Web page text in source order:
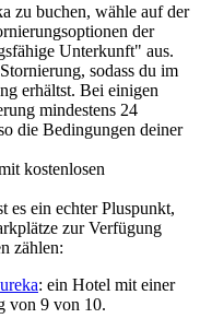
zu buchen, wähle auf der
der
Unterkunft" aus.
sodass du im
erhältst. Bei einigen
mindestens 24
die Bedingungen deiner
kostenlosen
es ein echter Pluspunkt,
zur Verfügung
zählen:
: ein Hotel mit einer
von 9 von 10.